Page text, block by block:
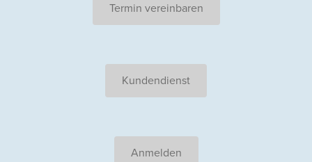
Termin vereinbaren
Kundendienst
Anmelden